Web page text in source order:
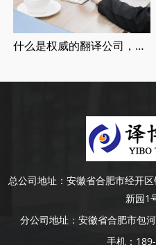
什么是权威的翻译公司，正规翻译公司介绍
总公司地址： 安徽省合肥市经开
新园1
分公司地址： 安徽省合肥市包
手机：